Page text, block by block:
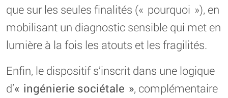
que sur les seules finalités (« pourquoi »), en
mobilisant un diagnostic sensible qui met en
lumière à la fois les atouts et les fragilités.
Enfin, le dispositif s’inscrit dans une logique
d’« ingénierie sociétale », complémentaire